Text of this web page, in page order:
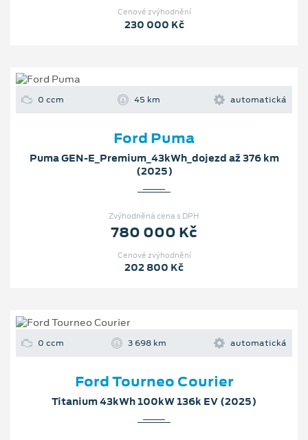
Cenové zvýhodnění
230 000 Kč
0 ccm 45 km automatická
Ford Puma
Puma GEN-E_Premium_43kWh_dojezd až 376 km
(2025)
Zvýhodněná cena s DPH
780 000 Kč
Cenové zvýhodnění
202 800 Kč
0 ccm 3 698 km automatická
Ford Tourneo Courier
Titanium 43kWh 100kW 136k EV (2025)